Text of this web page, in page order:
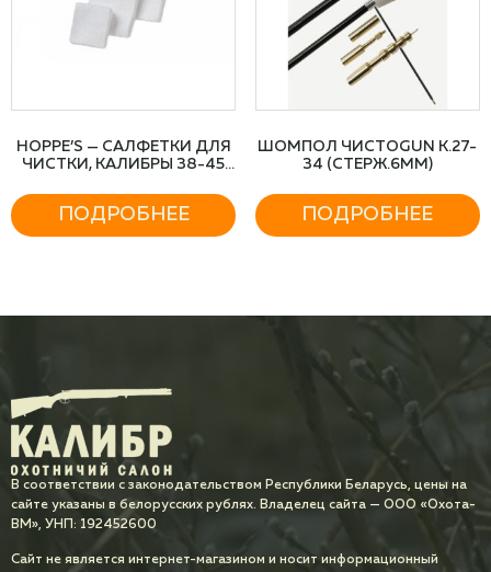
HOPPE’S — САЛФЕТКИ ДЛЯ
ЧИСТКИ, КАЛИБРЫ 38-45
ПОДРОБНЕЕ
ШОМПОЛ ЧИСТОGUN К.27-
34 (СТЕРЖ.6ММ)
ПОДРОБНЕЕ
В соответствии с законодательством Республики Беларусь, цены на
сайте указаны в белорусских рублях. Владелец сайта — ООО «Охота-
ВМ», УНП: 192452600
Сайт не является интернет-магазином и носит информационный